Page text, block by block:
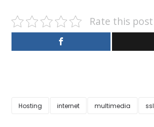
Rate this post
Hosting internet multimedia ssl